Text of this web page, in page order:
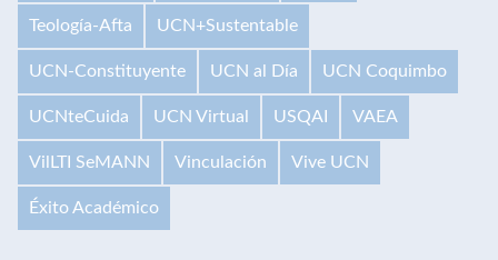
Teología-Afta UCN+Sustentable
UCN-Constituyente UCN al Día UCN Coquimbo
UCNteCuida UCN Virtual USQAI VAEA
VilLTI SeMANN Vinculación Vive UCN
Éxito Académico